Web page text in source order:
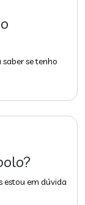
se tenho
estou em dúvida